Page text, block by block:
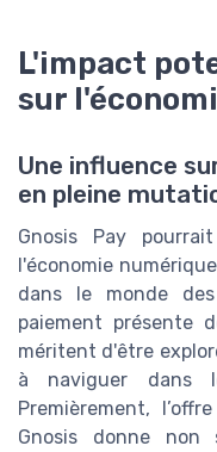
L'impact
sur
Une influence
en pleine
Gnosis Pay
l'économie
dans le monde
paiement présente
méritent d'être
à naviguer dans
Premièrement,
Gnosis donne non